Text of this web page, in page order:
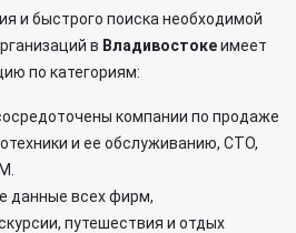
и быстрого поиска необходимой
в Владивостокеимеет
по категориям:
компании по продаже
и ее обслуживанию, СТО,
данные всех фирм,
путешествия и отдых